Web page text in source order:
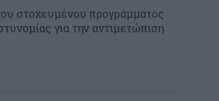
στοχευμένου προγράμματος
για την αντιμετώπιση